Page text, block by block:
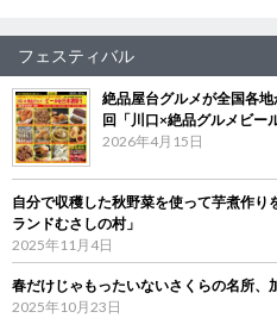
フェスティバル
絶品屋台グルメが全国各
回「川口×絶品グルメビー
2026年4月15日
自分で収穫した秋野菜を使って芋煮作
ランドむさしの村」
2025年11月4日
春だけじゃもったいないさくらの名所、
2025年10月23日